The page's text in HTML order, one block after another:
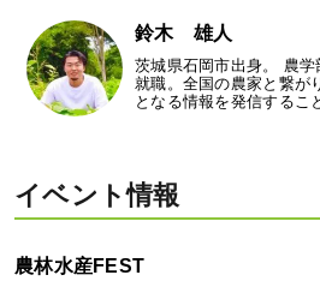
鈴木 雄人
茨城県石岡市出身。 農
就職。全国の農家と繋が
となる情報を発信するこ
イベント情報
農林水産FEST